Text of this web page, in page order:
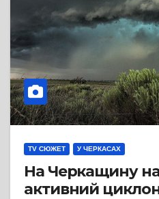
TV СЮЖЕТ У ЧЕРКАСАХ
На Черкащину
активний